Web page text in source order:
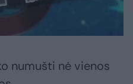
numušti nė vienos